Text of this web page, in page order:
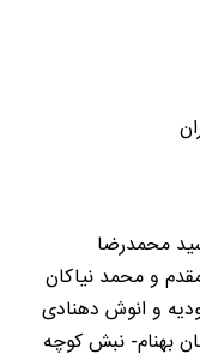
محمدرضا
و محمد نیاکان
و انوش دهنادی
بهنام- نبش کوچه